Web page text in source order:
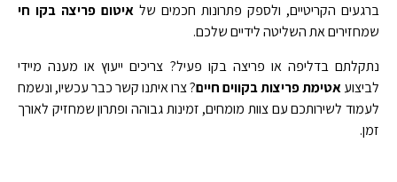
ברגעים הקריטיים, ולספק פתרונות חכמים של איטום פריצה בקו חי
שמחזירים את השליטה לידיים שלכם.
נתקלתם בדליפה או פריצה בקו פעיל? צריכים ייעוץ או מענה מיידי
לביצועאטימת פריצות בקווים חיים? צרו איתנו קשר כבר עכשיו, ונשמח
לעמוד לשירותכם עם צוות מומחים, זמינות גבוהה ופתרון שמחזיק לאורך
זמן.